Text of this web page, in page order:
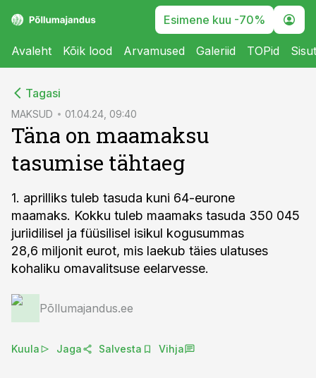
Esimene kuu -70%
Avaleht Kõik lood Arvamused Galeriid TOPid
Tagasi
MAKSUD 01.04.24, 09:40
Täna on maamaksu
tasumise tähtaeg
1. aprilliks tuleb tasuda kuni 64-eurone
maamaks. Kokku tuleb maamaks tasuda 350 045
juriidilisel ja füüsilisel isikul kogusummas
28,6 miljonit eurot, mis laekub täies ulatuses
kohaliku omavalitsuse eelarvesse.
Põllumajandus.ee
Kuula Jaga Salvesta Vihja